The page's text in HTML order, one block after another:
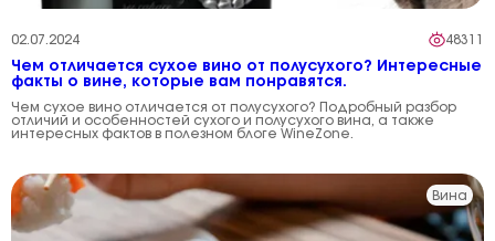
02.07.2024 48311
Чем отличается сухое вино от полусухого? Интересные
факты о вине, которые вам понравятся.
Чем сухое вино отличается от полусухого? Подробный разбор
отличий и особенностей сухого и полусухого вина, а также
интересных фактов в полезном блоге WineZone.
Вина